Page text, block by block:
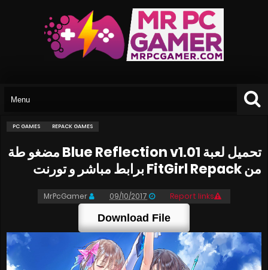
PC GAMES REPACK GAMES
تحميل لعبة Blue Reflection v1.01 مضغو طة
من FitGirl Repack برابط مباشر و تورنت
MrPcGamer 09/10/2017 Report links
Download File